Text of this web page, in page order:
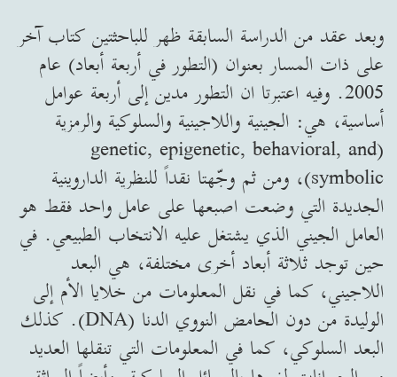
وبعد عقد من الدراسة السابقة ظهر للباحثتين كتاب آخر
على ذات المسار بعنوان (التطور في أربعة أبعاد) عام
2005. وفيه اعتبرتا ان التطور مدين إلى أربعة عوامل
أساسية، هي: الجينية واللاجينية والسلوكية والرمزية
(genetic, epigenetic, behavioral, and
symbolic)، ومن ثم وجّهتا نقداً للنظرية الداروينية
الجديدة التي وضعت اصبعها على عامل واحد فقط هو
العامل الجيني الذي يشتغل عليه الانتخاب الطبيعي. في
حين توجد ثلاثة أبعاد أخرى مختلفة، هي البعد
اللاجيني، كما في نقل المعلومات من خلايا الأم إلى
الوليدة من دون الحامض النووي الدنا (DNA). كذلك
البعد السلوكي، كما في المعلومات التي تنقلها العديد